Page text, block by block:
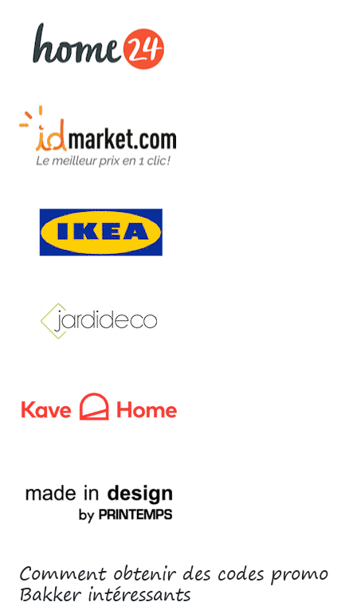
Comment obtenir des codes promo
Bakker intéressants